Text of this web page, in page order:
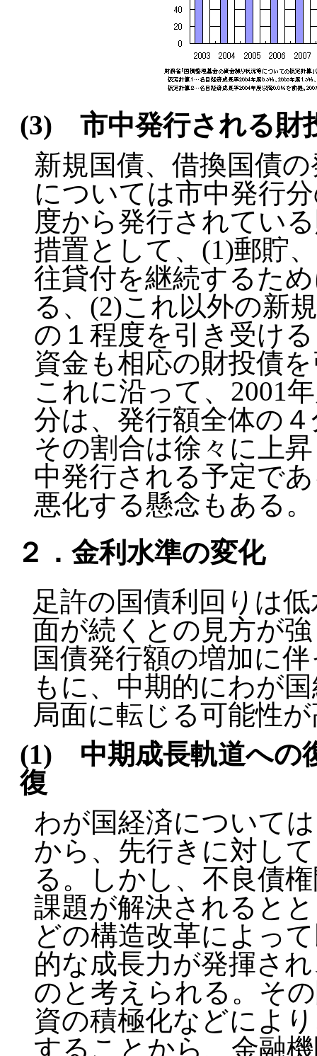
(3) 市中発行される財
新規国債、借換国債
については市中発行
度から発行されてい
措置として、(1)郵貯
往貸付を継続するた
る、(2)これ以外の新
の１程度を引き受け
資金も相応の財投債
これに沿って、2001
分は、発行額全体の
その割合は徐々に上
中発行される予定で
悪化する懸念もある。
２．金利水準の変化
足許の国債利回りは
面が続くとの見方が
国債発行額の増加に
もに、中期的にわが
局面に転じる可能性
(1) 中期成長軌道への
復
わが国経済について
から、先行きに対し
る。しかし、不良債
課題が解決されると
どの構造改革によっ
的な成長力が発揮さ
のと考えられる。そ
資の積極化などによ
することから、金融